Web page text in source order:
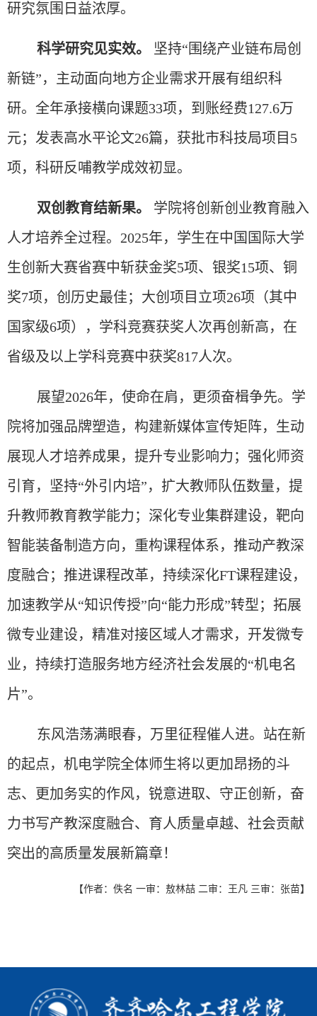
研究氛围日益浓厚。
科学研究见实效。
坚持“围绕产业链布局创
新链”，主动面向地方企业需求开展有组织科
研。全年承接横向课题33项，到账经费127.6万
元；发表高水平论文26篇，获批市科技局项目5
项，科研反哺教学成效初显。
双创教育结新果。
学院将创新创业教育融入
人才培养全过程。 2025年，学生在中国国际大学
生创新大赛省赛中斩获金奖5项、银奖15项、铜
奖7项，创历史最佳；大创项目立项26项（其中
国家级6项），学科竞赛获奖人次再创新高，在
省级及以上学科竞赛中获奖817人次。
展望2026年，使命在肩，更须奋楫争先。学
院将加强品牌塑造，构建新媒体宣传矩阵，生动
展现人才培养成果，提升专业影响力；强化师资
引育，坚持“外引内培”，扩大教师队伍数量，提
升教师教育教学能力；深化专业集群建设，靶向
智能装备制造方向，重构课程体系，推动产教深
度融合；推进课程改革，持续深化FT课程建设，
加速教学从“知识传授”向“能力形成”转型；拓展
微专业建设，精准对接区域人才需求，开发微专
业，持续打造服务地方经济社会发展的“机电名
片”。
东风浩荡满眼春，万里征程催人进。站在新
的起点，机电学院全体师生将以更加昂扬的斗
志、更加务实的作风，锐意进取、守正创新，奋
力书写产教深度融合、育人质量卓越、社会贡献
突出的高质量发展新篇章！
【作者：佚名 一审：敖林喆 二审：王凡 三审：张苗】